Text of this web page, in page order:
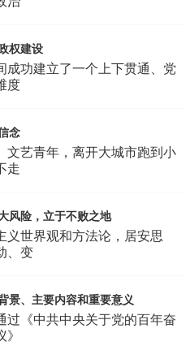
权建设
成功建立了一个上下贯通、党
度
念
文艺青年，离开大城市跑到小
走
风险，立于不败之地
义世界观和方法论，居安思
、变
景、主要内容和重要意义
过《中共中央关于党的百年奋